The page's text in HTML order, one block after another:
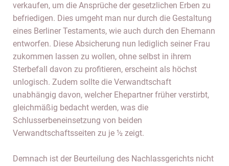
verkaufen, um die Ansprüche der gesetzlichen Erben zu
befriedigen. Dies umgeht man nur durch die Gestaltung
eines Berliner Testaments, wie auch durch den Ehemann
entworfen. Diese Absicherung nun lediglich seiner Frau
zukommen lassen zu wollen, ohne selbst in ihrem
Sterbefall davon zu profitieren, erscheint als höchst
unlogisch. Zudem sollte die Verwandtschaft
unabhängig davon, welcher Ehepartner früher verstirbt,
gleichmäßig bedacht werden, was die
Schlusserbeneinsetzung von beiden
Verwandtschaftsseiten zu je ½ zeigt.
Demnach ist der Beurteilung des Nachlassgerichts nicht